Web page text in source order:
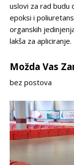
uslovi za rad budu
epoksi i
organskih
lakša za apliciranje.
Možda Vas
bez postova